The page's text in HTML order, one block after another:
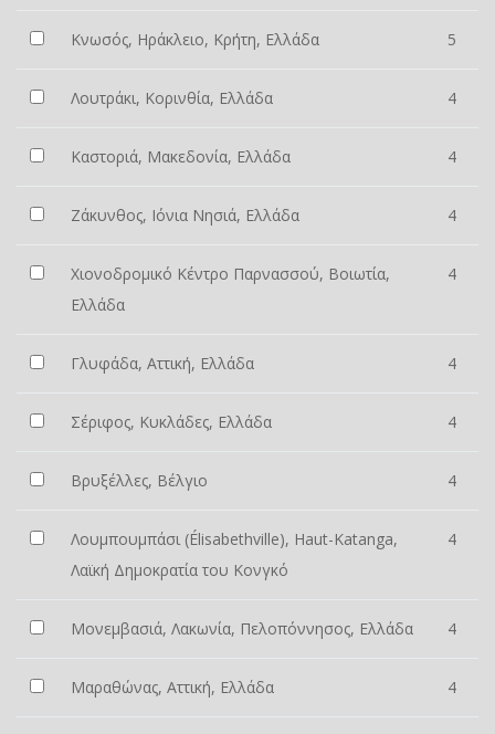
Κνωσός, Ηράκλειο, Κρήτη, Ελλάδα 5
Λουτράκι, Κορινθία, Ελλάδα 4
Καστοριά, Μακεδονία, Ελλάδα 4
Ζάκυνθος, Ιόνια Νησιά, Ελλάδα 4
Χιονοδρομικό Κέντρο Παρνασσού, Βοιωτία,
Ελλάδα
4
Γλυφάδα, Αττική, Ελλάδα 4
Σέριφος, Κυκλάδες, Ελλάδα 4
Βρυξέλλες, Βέλγιο 4
Λουμπουμπάσι (Élisabethville), Haut-Katanga,
Λαϊκή Δημοκρατία του Κονγκό
4
Μονεμβασιά, Λακωνία, Πελοπόννησος, Ελλάδα 4
Μαραθώνας, Αττική, Ελλάδα 4